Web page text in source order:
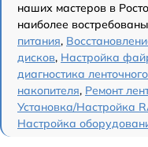
наших мастеров в
наиболее
питания,
дисков, Настройка
диагностика
накопителя, Ремонт
Установка/Настройка
Настройка